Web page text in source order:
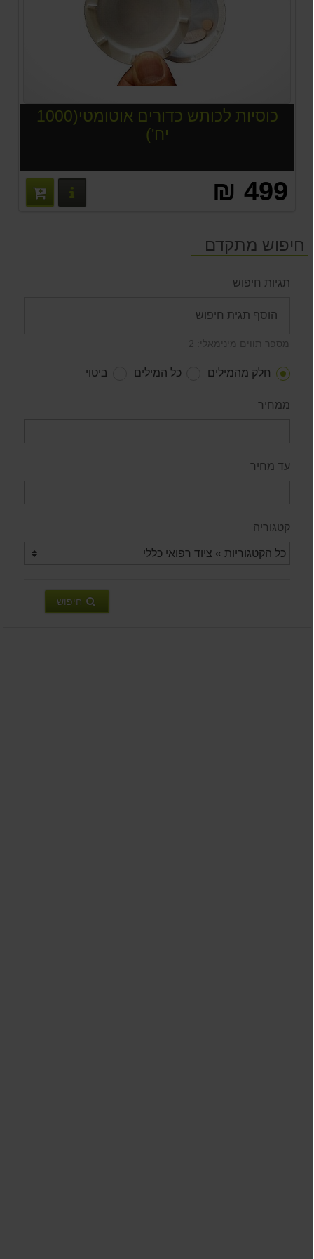
כוסיות לכותש כדורים אוטומטי(1000
יח')
499 ₪ פרטים
חיפוש מתקדם
תגיות חיפוש
מספר תווים מינימאלי: 2
חלק מהמילים כל המילים ביטוי
ממחיר
עד מחיר
קטגוריה
חיפוש